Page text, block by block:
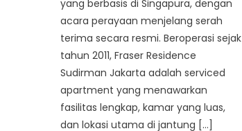
yang berbasis di Singapura, dengan
acara perayaan menjelang serah
terima secara resmi. Beroperasi sejak
tahun 2011, Fraser Residence
Sudirman Jakarta adalah serviced
apartment yang menawarkan
fasilitas lengkap, kamar yang luas,
dan lokasi utama di jantung […]